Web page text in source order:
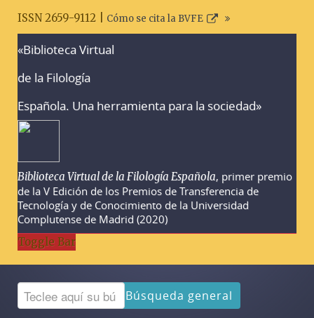
ISSN 2659-9112 | Cómo se cita la BVFE
«Biblioteca Virtual
de la Filología
Española. Una herramienta para la sociedad»
Biblioteca Virtual de la Filología Española, primer premio
de la V Edición de los Premios de Transferencia de
Tecnología y de Conocimiento de la Universidad
Complutense de Madrid (2020)
Toggle Bar
Búsqueda general